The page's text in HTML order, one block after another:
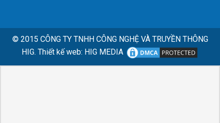
© 2015 CÔNG TY TNHH CÔNG NGHỆ VÀ TRUYỀN THÔNG
HIG. Thiết kế web: HIG MEDIA